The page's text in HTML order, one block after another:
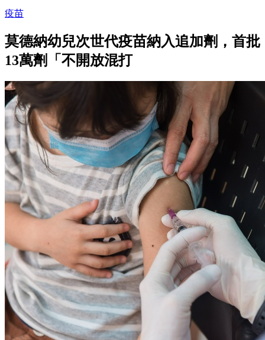
疫苗
莫德納幼兒次世代疫苗納入追加劑，首批
13萬劑「不開放混打